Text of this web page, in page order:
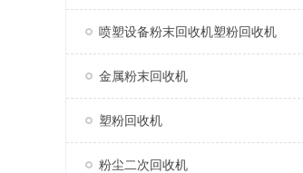
喷塑设备粉末回收机塑粉回收机
金属粉末回收机
塑粉回收机
粉尘二次回收机